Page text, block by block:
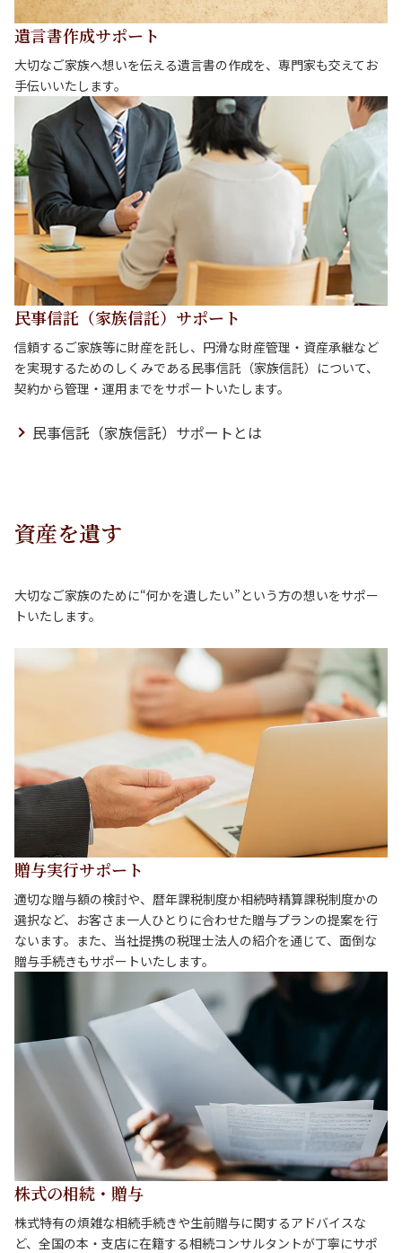
遺言書作成サポート
大切なご家族へ想いを伝える遺言書の作成を、専門家も交えてお
手伝いいたします。
民事信託（家族信託）サポート
信頼するご家族等に財産を託し、円滑な財産管理・資産承継など
を実現するためのしくみである民事信託（家族信託）について、
契約から管理・運用までをサポートいたします。
民事信託（家族信託）サポートとは
資産を遺す
大切なご家族のために“何かを遺したい”という方の想いをサポー
トいたします。
贈与実行サポート
適切な贈与額の検討や、暦年課税制度か相続時精算課税制度かの
選択など、お客さま一人ひとりに合わせた贈与プランの提案を行
ないます。また、当社提携の税理士法人の紹介を通じて、面倒な
贈与手続きもサポートいたします。
株式の相続・贈与
株式特有の煩雑な相続手続きや生前贈与に関するアドバイスな
ど、全国の本・支店に在籍する相続コンサルタントが丁寧にサポ